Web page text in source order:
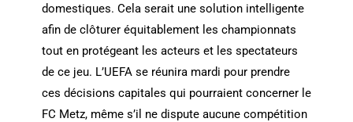
domestiques. Cela serait une solution intelligente
afin de clôturer équitablement les championnats
tout en protégeant les acteurs et les spectateurs
de ce jeu. L’UEFA se réunira mardi pour prendre
ces décisions capitales qui pourraient concerner le
FC Metz, même s’il ne dispute aucune compétition